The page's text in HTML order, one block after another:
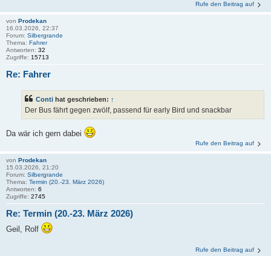
Rufe den Beitrag auf
von Prodekan
16.03.2026, 22:37
Forum: Silbergrande
Thema: Fahrer
Antworten: 32
Zugriffe: 15713
Re: Fahrer
Conti hat geschrieben: ↑
Der Bus fährt gegen zwölf, passend für early Bird und snackbar
Da wär ich gern dabei
Rufe den Beitrag auf
von Prodekan
15.03.2026, 21:20
Forum: Silbergrande
Thema: Termin (20.-23. März 2026)
Antworten: 6
Zugriffe: 2745
Re: Termin (20.-23. März 2026)
Geil, Rolf
Rufe den Beitrag auf